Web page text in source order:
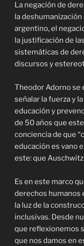
La negación de
la deshumanización
argentino, el
la justificación de
sistemáticas de
discursos y
Theodor Adorno se
señalar la fuerza y
educación y
de 50 años que
conciencia de que
educación es vano
este: que
Es en este marco
derechos humanos
la luz de la
inclusivas. Desde
que reflexionemos
que nos damos en